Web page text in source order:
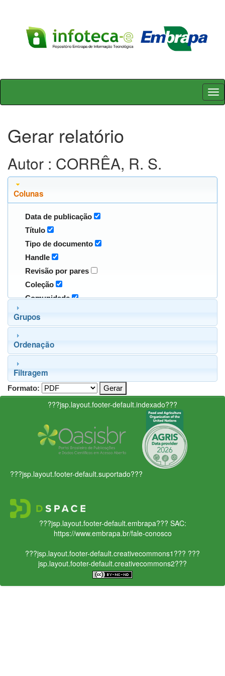
Skip
Gerar relatório
Autor : CORRÊA, R. S.
Colunas
Data de publicação
Título
Tipo de documento
Handle
Revisão por pares
Coleção
Comunidade
Grupos
Ordenação
Filtragem
Formato:
???jsp.layout.footer-default.indexado???
???jsp.layout.footer-default.suportado???
???jsp.layout.footer-default.embrapa??? SAC:
https://www.embrapa.br/fale-conosco
???jsp.layout.footer-default.creativecommons1??? ???
jsp.layout.footer-default.creativecommons2???